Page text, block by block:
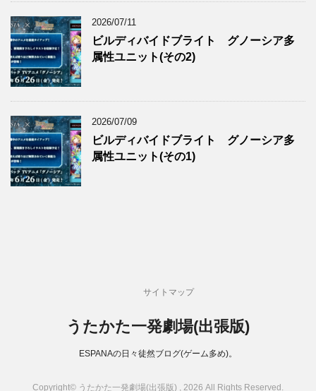
2026/07/11
ビルディバイドブライト グノーシア多
属性ユニット(その2)
2026/07/09
ビルディバイドブライト グノーシア多
属性ユニット(その1)
サイトマップ
うたかた一発劇場(出張版)
ESPANAの日々徒然ブログ(ゲーム多め)。
Copyright© うたかた一発劇場(出張版) , 2026 All Rights Reserved.